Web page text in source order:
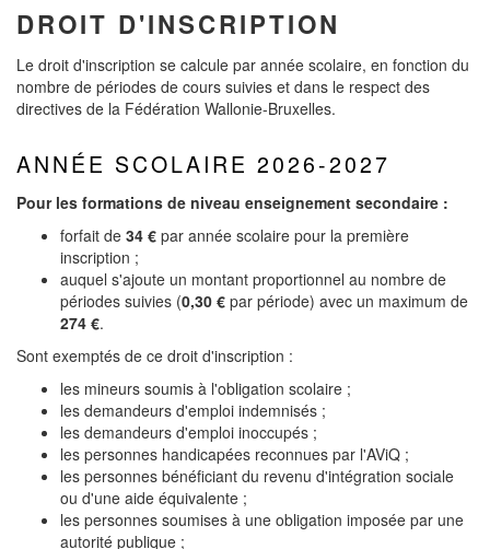
DROIT D'INSCRIPTION
Le droit d'inscription se calcule par année scolaire, en fonction du
nombre de périodes de cours suivies et dans le respect des
directives de la Fédération Wallonie-Bruxelles.
ANNÉE SCOLAIRE 2026-2027
Pour les formations de niveau enseignement secondaire :
forfait de 34 € par année scolaire pour la première
inscription ;
auquel s'ajoute un montant proportionnel au nombre de
périodes suivies (0,30 € par période) avec un maximum de
274 €.
Sont exemptés de ce droit d'inscription :
les mineurs soumis à l'obligation scolaire ;
les demandeurs d'emploi indemnisés ;
les demandeurs d'emploi inoccupés ;
les personnes handicapées reconnues par l'AViQ ;
les personnes bénéficiant du revenu d'intégration sociale
ou d'une aide équivalente ;
les personnes soumises à une obligation imposée par une
autorité publique ;